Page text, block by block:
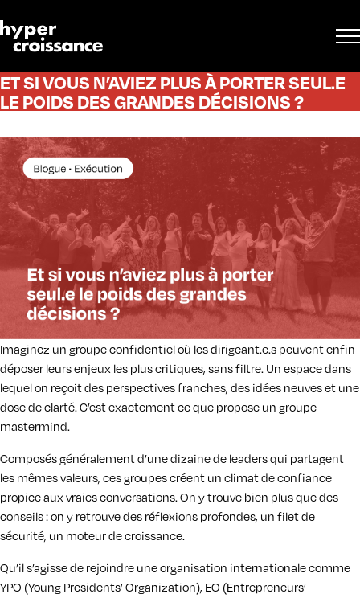
ET SI VOUS N’AVIEZ PLUS À PORTER SEUL.E
LE POIDS DES GRANDES DÉCISIONS ?
Imaginez un groupe confidentiel où les dirigeant.e.s peuvent enfin
déposer leurs enjeux les plus critiques, sans filtre. Un espace dans
lequel on reçoit des perspectives franches, des idées neuves et une
dose de clarté. C’est exactement ce que propose un groupe
mastermind.
Composés généralement d’une dizaine de leaders qui partagent
les mêmes valeurs, ces groupes créent un climat de confiance
propice aux vraies conversations. On y trouve bien plus que des
conseils : on y retrouve des réflexions profondes, un filet de
sécurité, un moteur de croissance.
Qu’il s’agisse de rejoindre une organisation internationale comme
YPO (Young Presidents’ Organization), EO (Entrepreneurs’